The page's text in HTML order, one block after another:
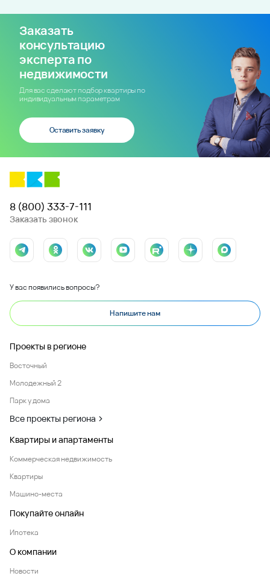
Заказать
консультацию
эксперта по
недвижимости
Для вас сделают подбор квартиры по
индивидуальным параметрам
Оставить заявку
8 (800) 333-7-111
Заказать звонок
У вас появились вопросы?
Напишите нам
Проекты в регионе
Восточный
Молодежный 2
Парк у дома
Все проекты региона
Квартиры и апартаменты
Коммерческая недвижимость
Квартиры
Машино-места
Покупайте онлайн
Ипотека
О компании
Новости